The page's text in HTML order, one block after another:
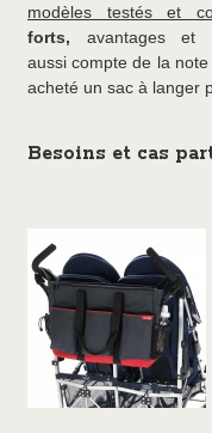
modèles testés et
forts, avantages et
aussi compte de la
acheté un sac à langer
Besoins et cas